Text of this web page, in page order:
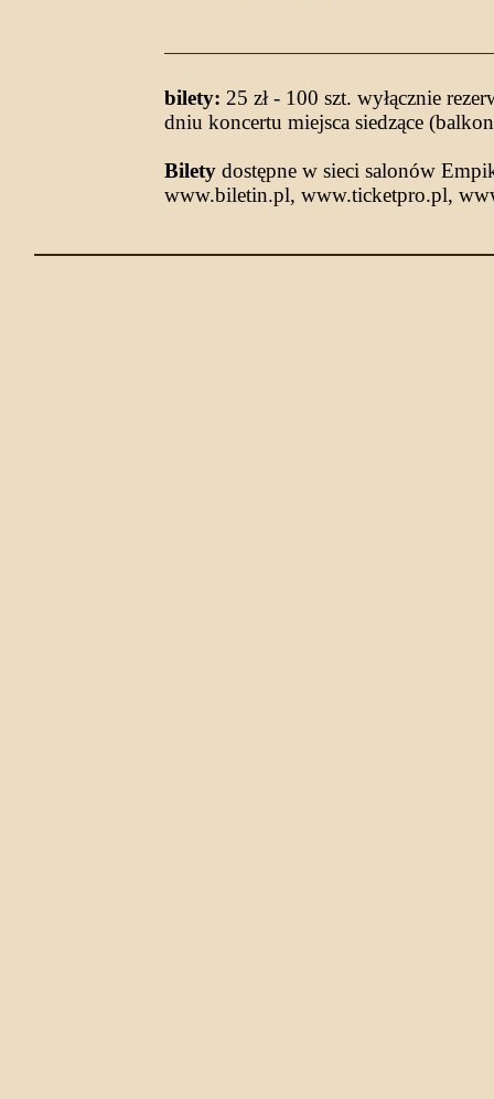
bilety: 25 zł - 100 szt. wyłącznie
dniu koncertu miejsca siedzące
Biletydostępne w sieci salonów
www.biletin.pl, www.ticketpro.pl,